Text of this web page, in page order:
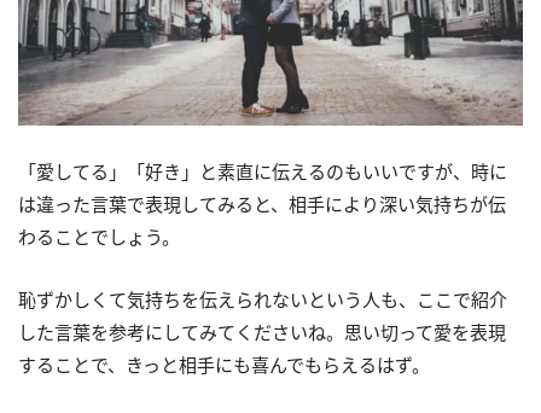
「愛してる」「好き」と素直に伝えるのもいいですが、時に
は違った言葉で表現してみると、相手により深い気持ちが伝
わることでしょう。
恥ずかしくて気持ちを伝えられないという人も、ここで紹介
した言葉を参考にしてみてくださいね。思い切って愛を表現
することで、きっと相手にも喜んでもらえるはず。